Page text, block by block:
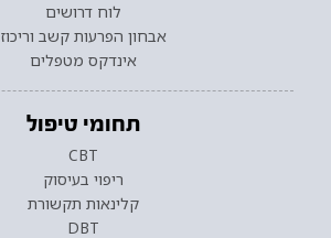
לוח דרושים
אבחון הפרעות קשב וריכוז
אינדקס מטפלים
תחומי טיפול
CBT
ריפוי בעיסוק
קלינאות תקשורת
DBT